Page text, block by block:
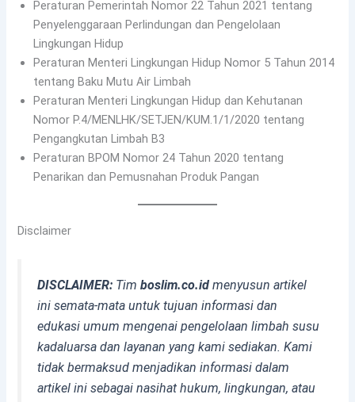
Peraturan Pemerintah Nomor 22 Tahun 2021 tentang
Penyelenggaraan Perlindungan dan Pengelolaan
Lingkungan Hidup
Peraturan Menteri Lingkungan Hidup Nomor 5 Tahun 2014
tentang Baku Mutu Air Limbah
Peraturan Menteri Lingkungan Hidup dan Kehutanan
Nomor P.4/MENLHK/SETJEN/KUM.1/1/2020 tentang
Pengangkutan Limbah B3
Peraturan BPOM Nomor 24 Tahun 2020 tentang
Penarikan dan Pemusnahan Produk Pangan
Disclaimer
DISCLAIMER: Timboslim.co.id menyusun artikel
ini semata-mata untuk tujuan informasi dan
edukasi umum mengenai pengelolaan limbah susu
kadaluarsa dan layanan yang kami sediakan. Kami
tidak bermaksud menjadikan informasi dalam
artikel ini sebagai nasihat hukum, lingkungan, atau